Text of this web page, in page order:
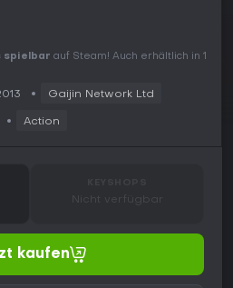
spielbar auf Steam! Auch erhältlich in 1
Gaijin Network Ltd
Action
Nicht verfügbar
kaufen